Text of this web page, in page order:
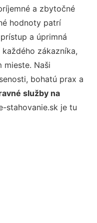
a zbytočné
hodnoty patrí
a úprimná
zákazníka,
mieste. Naši
bohatú prax a
služby na
stahovanie.sk je tu